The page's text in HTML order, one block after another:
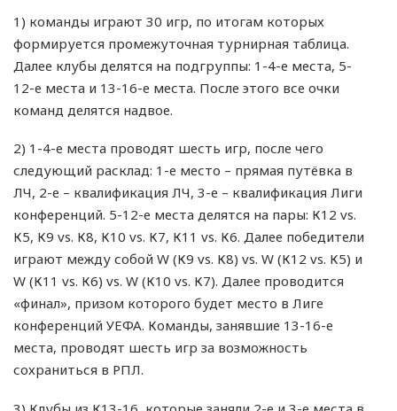
1) команды играют 30 игр, по итогам которых
формируется промежуточная турнирная таблица.
Далее клубы делятся на подгруппы: 1-4-е места, 5-
12-е места и 13-16-е места. После этого все очки
команд делятся надвое.
2) 1-4-е места проводят шесть игр, после чего
следующий расклад: 1-е место – прямая путёвка в
ЛЧ, 2-е – квалификация ЛЧ, 3-е ­– квалификация Лиги
конференций. 5-12-е места делятся на пары: К12 vs.
К5, К9 vs. К8, К10 vs. К7, К11 vs. К6. Далее победители
играют между собой W (К9 vs. К8) vs. W (К12 vs. К5) и
W (К11 vs. К6) vs. W (К10 vs. К7). Далее проводится
«финал», призом которого будет место в Лиге
конференций УЕФА. Команды, занявшие 13-16-е
места, проводят шесть игр за возможность
сохраниться в РПЛ.